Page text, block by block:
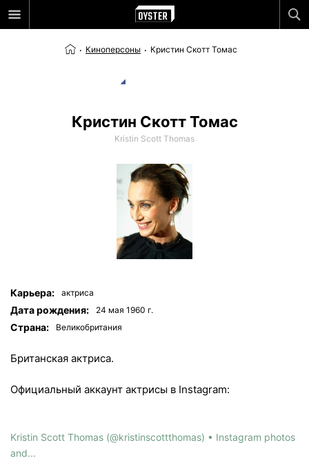
Киноперсоны Кристин Скотт Томас
Кристин Скотт Томас
Kristin Scott Thomas
Карьера: актриса
Дата рождения: 24 мая 1960 г.
Страна: Великобритания
Британская актриса.
Официальный аккаунт актрисы в Instagram:
Kristin Scott Thomas (@kristinscottthomas) • Instagram photos
and...